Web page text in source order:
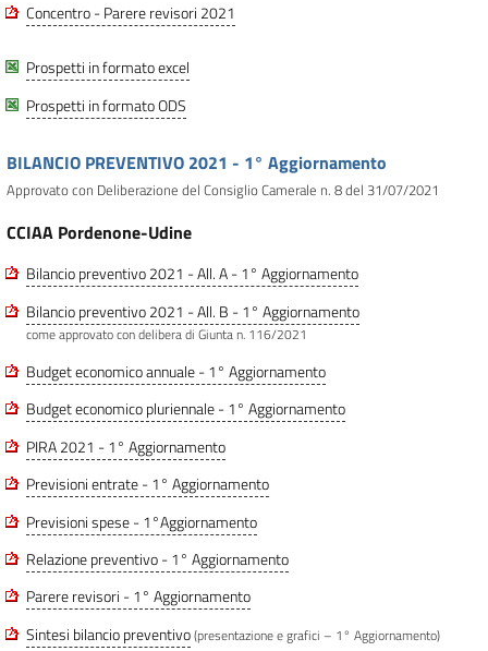
Concentro - Parere revisori 2021
Prospetti in formato excel
Prospetti in formato ODS
BILANCIO PREVENTIVO 2021 - 1° Aggiornamento
Approvato con Deliberazione del Consiglio Camerale n. 8 del 31/07/2021
CCIAA Pordenone-Udine
Bilancio preventivo 2021 - All. A - 1° Aggiornamento
Bilancio preventivo 2021 - All. B - 1° Aggiornamento
come approvato con delibera di Giunta n. 116/2021
Budget economico annuale - 1° Aggiornamento
Budget economico pluriennale - 1° Aggiornamento
PIRA 2021 - 1° Aggiornamento
Previsioni entrate - 1° Aggiornamento
Previsioni spese - 1°Aggiornamento
Relazione preventivo - 1° Aggiornamento
Parere revisori - 1° Aggiornamento
Sintesi bilancio preventivo(presentazione e grafici – 1° Aggiornamento)